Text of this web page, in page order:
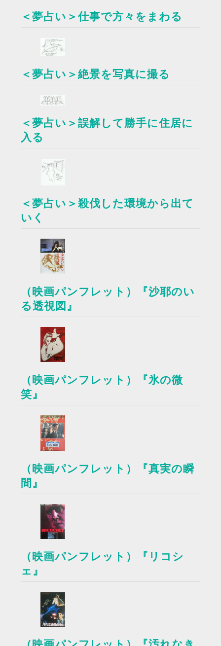
＜夢占い＞仕事で方々をまわる
＜夢占い＞絶景を写真に撮る
＜夢占い＞誤解して勝手に住居に
入る
＜夢占い＞殺伐した環境から出て
いく
（映画パンフレット）『沙耶のい
る透視図』
（映画パンフレット）『氷の微
笑』
（映画パンフレット）『真実の瞬
間』
（映画パンフレット）『リコシ
ェ』